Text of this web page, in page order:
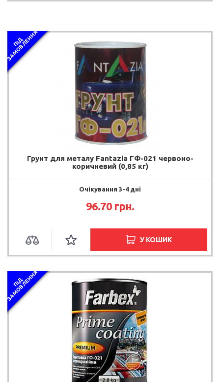
П
І
Д
З
А
М
О
В
Л
Е
Н
Н
Я
Грунт для металу Fantazia ГФ-021 червоно-
коричневий (0,85 кг)
Очікування 3-4 дні
96.70 грн.
У КОШИК
П
І
Д
З
А
М
О
В
Л
Е
Н
Н
Я